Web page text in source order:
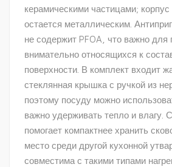
керамическими частицами;
остается металлическим.
не содержит PFOA, что важно для
внимательно относящихся к
поверхности. В комплект входит
стеклянная крышка с ручкой из
поэтому посуду можно
важно удерживать тепло и влагу.
помогает компактнее хранить
место среди другой кухонной
совместима с такими типами